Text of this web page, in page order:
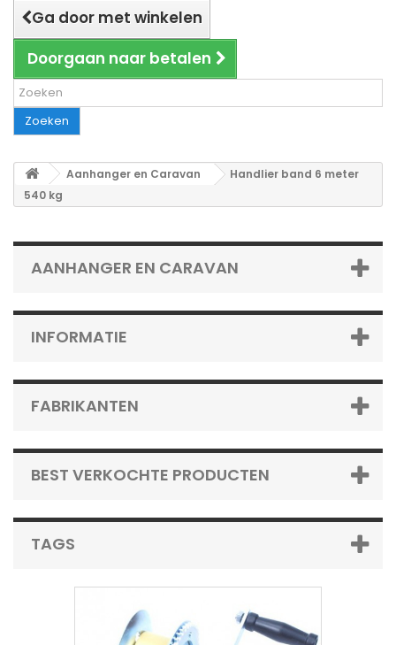
Ga door met winkelen
Doorgaan naar betalen
Zoeken
Aanhanger en Caravan
Handlier band 6 meter
540 kg
AANHANGER EN CARAVAN
INFORMATIE
FABRIKANTEN
BEST VERKOCHTE PRODUCTEN
TAGS